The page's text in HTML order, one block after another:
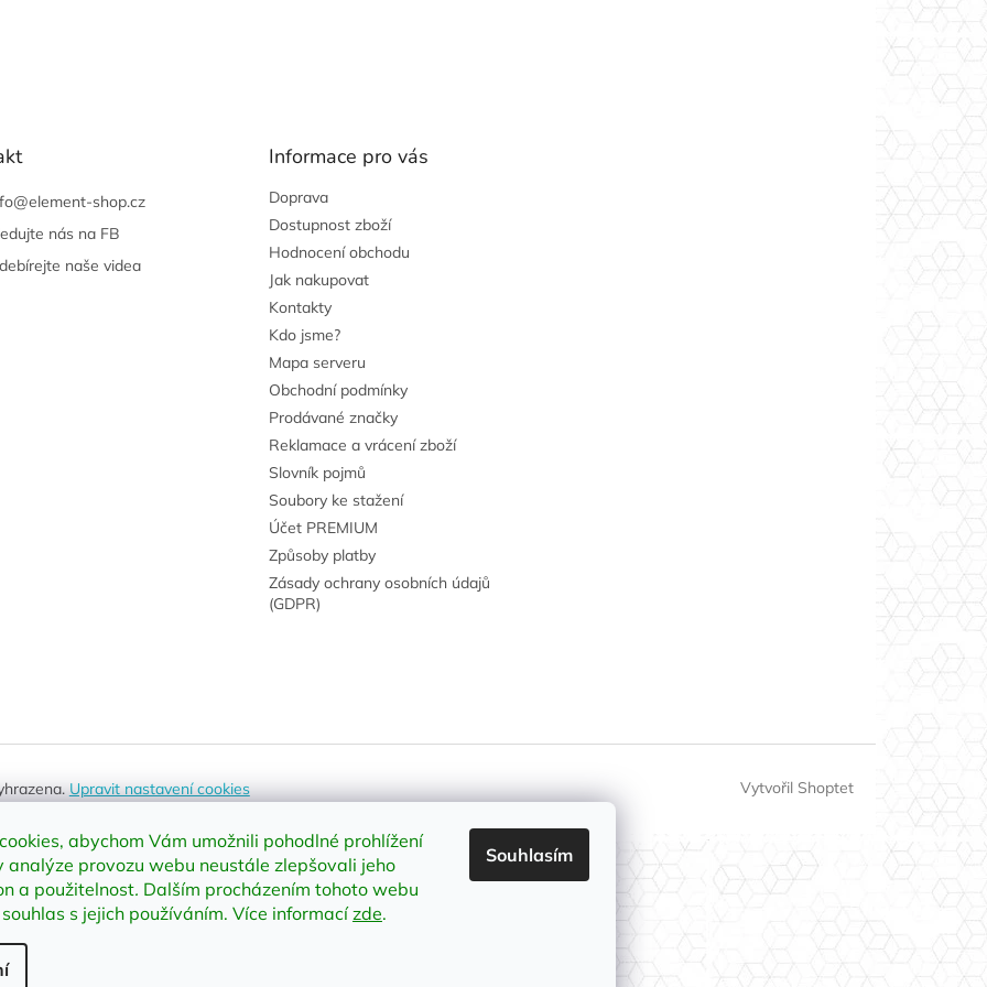
abychom Vám umožnili pohodlné prohlížení
analýze provozu webu neustále zlepšovali jeho
a použitelnost. Dalším procházením tohoto webu
s jejich používáním. Více informacízde.
Souhlasím
@element-shop.cz
nás na FB
naše videa
Informace pro vás
Doprava
Dostupnost zboží
Hodnocení obchodu
Jak nakupovat
Kontakty
Kdo jsme?
Mapa serveru
Obchodní podmínky
Prodávané značky
Reklamace a vrácení zboží
Slovník pojmů
Soubory ke stažení
Účet PREMIUM
Způsoby platby
Zásady ochrany osobních údajů
(GDPR)
Vytvořil Shoptet
Upravit nastavení cookies